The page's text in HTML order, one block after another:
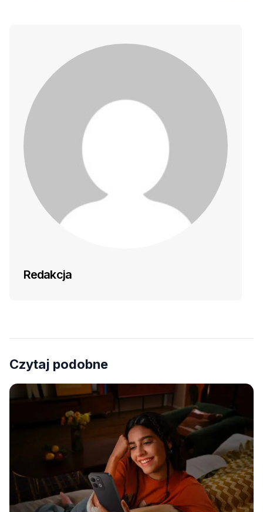
Redakcja
Czytaj podobne